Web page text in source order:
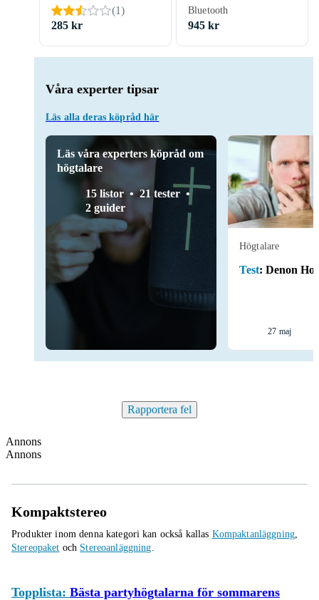
Våra experter tipsar
Läs alla deras köpråd här
Läs våra experters köpråd om
högtalare
15 listor
21 tester
2 guider
Högtalare
Test: Denon
27 maj
(1)
285 kr
Bluetooth
945 kr
Rapportera fel
Annons
Annons
Kompaktstereo
Produkter inom denna kategori kan också kallas Kompaktanläggning,
Stereopaket och Stereoanläggning.
Topplista: Bästa partyhögtalarna för sommarens